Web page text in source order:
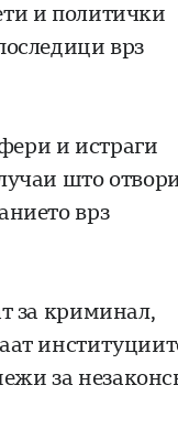
и политички
врз
и истраги
што
врз
за криминал,
за